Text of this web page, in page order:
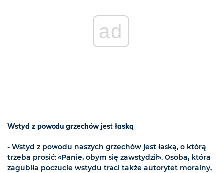
ad
Wstyd z powodu grzechów jest łaską
- Wstyd z powodu naszych grzechów jest łaską, o którą
trzeba prosić: «Panie, obym się zawstydził». Osoba, która
zagubiła poczucie wstydu traci także autorytet moralny,